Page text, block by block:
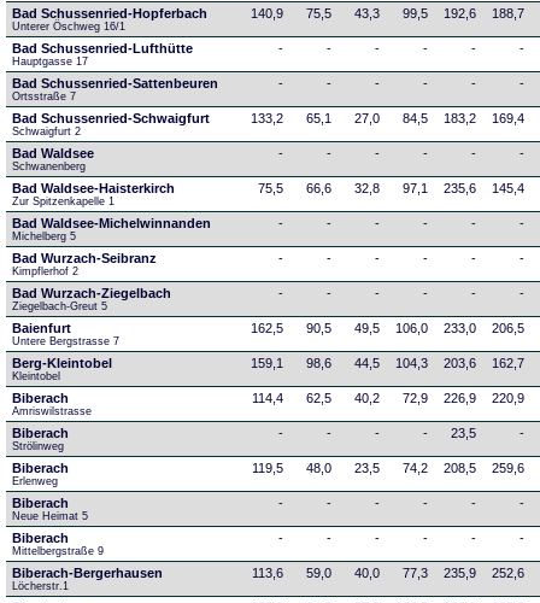
Bad Schussenried-Hopferbach
Unterer Öschweg 16/1
140,9 75,5 43,3 99,5 192,6 188,7
Bad Schussenried-Lufthütte
Hauptgasse 17
- - - - - -
Bad Schussenried-Sattenbeuren
Ortsstraße 7
- - - - - -
Bad Schussenried-Schwaigfurt
Schwaigfurt 2
133,2 65,1 27,0 84,5 183,2 169,4
Bad Waldsee
Schwanenberg
- - - - - -
Bad Waldsee-Haisterkirch
Zur Spitzenkapelle 1
75,5 66,6 32,8 97,1 235,6 145,4
Bad Waldsee-Michelwinnanden
Michelberg 5
- - - - - -
Bad Wurzach-Seibranz
Kimpflerhof 2
- - - - - -
Bad Wurzach-Ziegelbach
Ziegelbach-Greut 5
- - - - - -
Baienfurt
Untere Bergstrasse 7
162,5 90,5 49,5 106,0 233,0 206,5
Berg-Kleintobel
Kleintobel
159,1 98,6 44,5 104,3 203,6 162,7
Biberach
Amriswilstrasse
114,4 62,5 40,2 72,9 226,9 220,9
Biberach
Strölinweg
- - - - 23,5 -
Biberach
Erlenweg
119,5 48,0 23,5 74,2 208,5 259,6
Biberach
Neue Heimat 5
- - - - - -
Biberach
Mittelbergstraße 9
- - - - - -
Biberach-Bergerhausen
Löcherstr.1
113,6 59,0 40,0 77,3 235,9 252,6